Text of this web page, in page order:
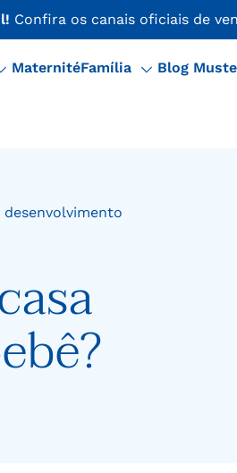
Confira os canais oficiais de
MaternitéFamília Blog
desenvolvimento